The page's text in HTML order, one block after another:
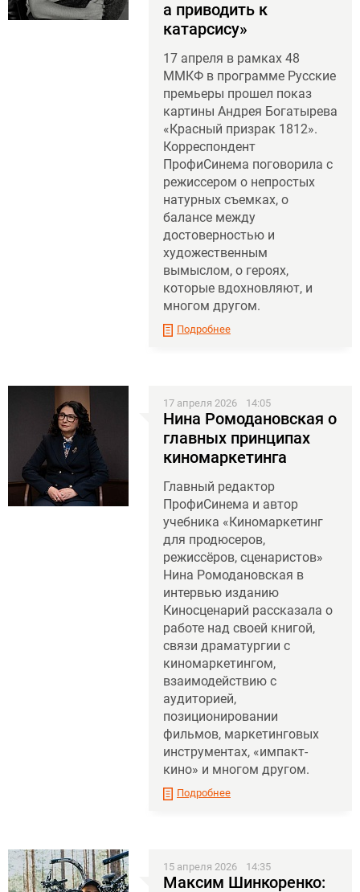
а приводить к
катарсису»
17 апреля в рамках 48
ММКФ в программе Русские
премьеры прошел показ
картины Андрея Богатырева
«Красный призрак 1812».
Корреспондент
ПрофиСинема поговорила с
режиссером о непростых
натурных съемках, о
балансе между
достоверностью и
художественным
вымыслом, о героях,
которые вдохновляют, и
многом другом.
Подробнее
17 апреля 2026 14:05
Нина Ромодановская о
главных принципах
киномаркетинга
Главный редактор
ПрофиСинема и автор
учебника «Киномаркетинг
для продюсеров,
режиссёров, сценаристов»
Нина Ромодановская в
интервью изданию
Киносценарий рассказала о
работе над своей книгой,
связи драматургии с
киномаркетингом,
взаимодействию с
аудиторией,
позиционировании
фильмов, маркетинговых
инструментах, «импакт-
кино» и многом другом.
Подробнее
15 апреля 2026 14:35
Максим Шинкоренко: